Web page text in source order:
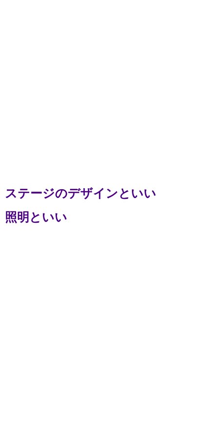
ステージのデザインといい
照明といい